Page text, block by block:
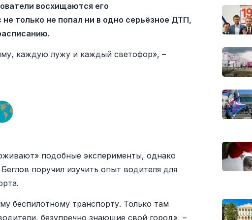
восхищаются его
только не попал ни в одно серьёзное ДТП,
каждую лужу и каждый светофор», –
подобные эксперименты, однако
поручил изучить опыт водителя для
беспилотному транспорту. Только там
безупречно знающие свой город», –